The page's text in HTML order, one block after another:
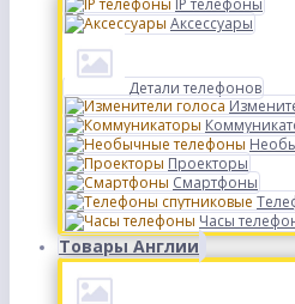
IP телефоны
Аксессуары
Детали телефонов
Проекторы
Смартфоны
Часы
Товары Англии